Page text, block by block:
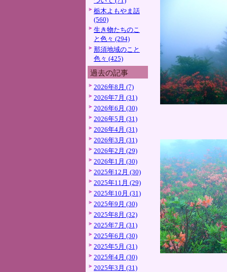
栃木よもやま話
(560)
生き物たちのこ
と色々 (294)
那須地域のこと
色々 (425)
過去の記事
2026年8月 (7)
2026年7月 (31)
2026年6月 (30)
2026年5月 (31)
2026年4月 (31)
2026年3月 (31)
2026年2月 (29)
2026年1月 (30)
2025年12月 (30)
2025年11月 (29)
2025年10月 (31)
2025年9月 (30)
2025年8月 (32)
2025年7月 (31)
2025年6月 (30)
2025年5月 (31)
2025年4月 (30)
2025年3月 (31)